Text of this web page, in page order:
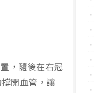
，隨後在右冠
開血管，讓